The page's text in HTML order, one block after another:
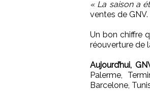
« La saison a
ventes de GNV.
Un bon chiffre
réouverture de
Aujourd’hui,
Palerme,
Barcelone,